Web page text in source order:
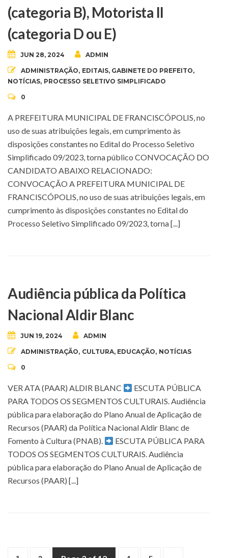
(categoria B), Motorista II
(categoria D ou E)
JUN 28, 2024 ADMIN
ADMINISTRAÇÃO, EDITAIS, GABINETE DO PREFEITO,
NOTÍCIAS, PROCESSO SELETIVO SIMPLIFICADO
0
A PREFEITURA MUNICIPAL DE FRANCISCÓPOLIS, no
uso de suas atribuições legais, em cumprimento às
disposições constantes no Edital do Processo Seletivo
Simplificado 09/2023, torna público CONVOCAÇÃO DO
CANDIDATO ABAIXO RELACIONADO:
CONVOCAÇÃO A PREFEITURA MUNICIPAL DE
FRANCISCÓPOLIS, no uso de suas atribuições legais, em
cumprimento às disposições constantes no Edital do
Processo Seletivo Simplificado 09/2023, torna [...]
Audiência pública da Política
Nacional Aldir Blanc
JUN 19, 2024 ADMIN
ADMINISTRAÇÃO, CULTURA, EDUCAÇÃO, NOTÍCIAS
0
VER ATA (PAAR) ALDIR BLANC
ESCUTA PÚBLICA
PARA TODOS OS SEGMENTOS CULTURAIS. Audiência
pública para elaboração do Plano Anual de Aplicação de
Recursos (PAAR) da Política Nacional Aldir Blanc de
Fomento à Cultura (PNAB).
ESCUTA PÚBLICA PARA
TODOS OS SEGMENTOS CULTURAIS. Audiência
pública para elaboração do Plano Anual de Aplicação de
Recursos (PAAR) [...]